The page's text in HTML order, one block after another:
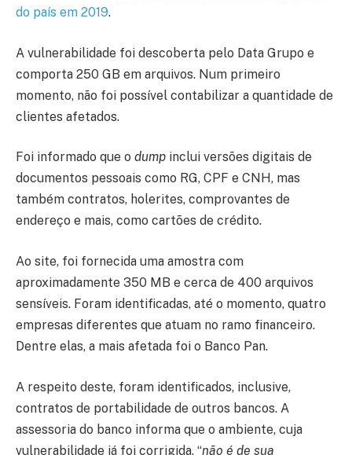
do país em 2019.
A vulnerabilidade foi descoberta pelo Data Grupo e
comporta 250 GB em arquivos. Num primeiro
momento, não foi possível contabilizar a quantidade de
clientes afetados.
Foi informado que o dump inclui versões digitais de
documentos pessoais como RG, CPF e CNH, mas
também contratos, holerites, comprovantes de
endereço e mais, como cartões de crédito.
Ao site, foi fornecida uma amostra com
aproximadamente 350 MB e cerca de 400 arquivos
sensíveis. Foram identificadas, até o momento, quatro
empresas diferentes que atuam no ramo financeiro.
Dentre elas, a mais afetada foi o Banco Pan.
A respeito deste, foram identificados, inclusive,
contratos de portabilidade de outros bancos. A
assessoria do banco informa que o ambiente, cuja
vulnerabilidade já foi corrigida, “não é de sua